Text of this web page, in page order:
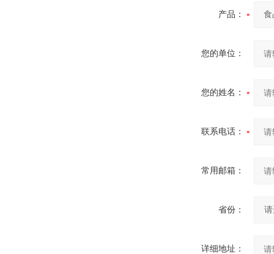
产品：
您的单位：
您的姓名：
联系电话：
常用邮箱：
省份：
详细地址：